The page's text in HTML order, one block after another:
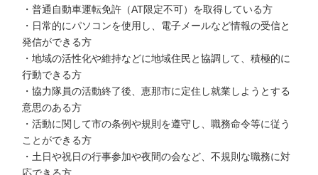
・普通自動車運転免許（AT限定不可）を取得している方
・日常的にパソコンを使用し、電子メールなど情報の受信と
発信ができる方
・地域の活性化や維持などに地域住民と協調して、積極的に
行動できる方
・協力隊員の活動終了後、恵那市に定住し就業しようとする
意思のある方
・活動に関して市の条例や規則を遵守し、職務命令等に従う
ことができる方
・土日や祝日の行事参加や夜間の会など、不規則な職務に対